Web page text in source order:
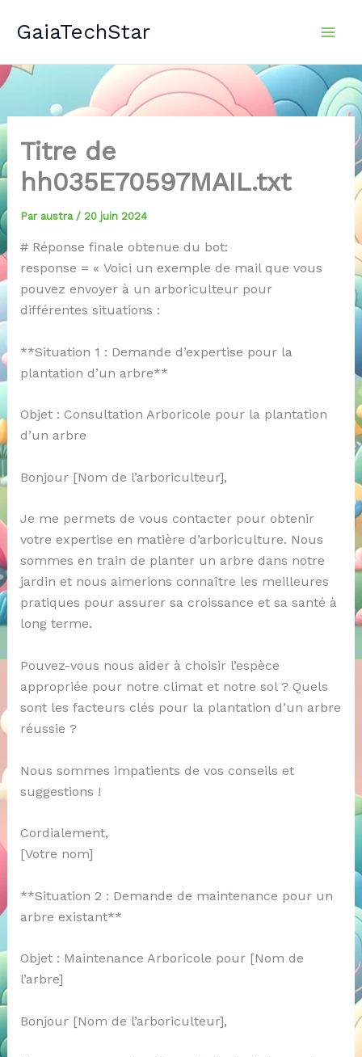
GaiaTechStar
Titre de
hh035E70597MAIL.txt
Par austra / 20 juin 2024
# Réponse finale obtenue du bot:
response = « Voici un exemple de mail que vous
pouvez envoyer à un arboriculteur pour
différentes situations :
**Situation 1 : Demande d’expertise pour la
plantation d’un arbre**
Objet : Consultation Arboricole pour la plantation
d’un arbre
Bonjour [Nom de l’arboriculteur],
Je me permets de vous contacter pour obtenir
votre expertise en matière d’arboriculture. Nous
sommes en train de planter un arbre dans notre
jardin et nous aimerions connaître les meilleures
pratiques pour assurer sa croissance et sa santé à
long terme.
Pouvez-vous nous aider à choisir l’espèce
appropriée pour notre climat et notre sol ? Quels
sont les facteurs clés pour la plantation d’un arbre
réussie ?
Nous sommes impatients de vos conseils et
suggestions !
Cordialement,
[Votre nom]
**Situation 2 : Demande de maintenance pour un
arbre existant**
Objet : Maintenance Arboricole pour [Nom de
l’arbre]
Bonjour [Nom de l’arboriculteur],